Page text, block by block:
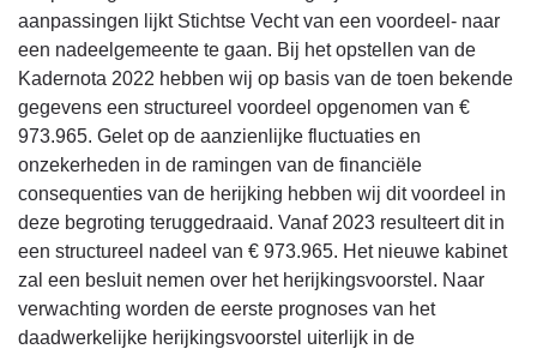
aanpassingen lijkt Stichtse Vecht van een voordeel- naar
een nadeelgemeente te gaan. Bij het opstellen van de
Kadernota 2022 hebben wij op basis van de toen bekende
gegevens een structureel voordeel opgenomen van €
973.965. Gelet op de aanzienlijke fluctuaties en
onzekerheden in de ramingen van de financiële
consequenties van de herijking hebben wij dit voordeel in
deze begroting teruggedraaid. Vanaf 2023 resulteert dit in
een structureel nadeel van € 973.965. Het nieuwe kabinet
zal een besluit nemen over het herijkingsvoorstel. Naar
verwachting worden de eerste prognoses van het
daadwerkelijke herijkingsvoorstel uiterlijk in de